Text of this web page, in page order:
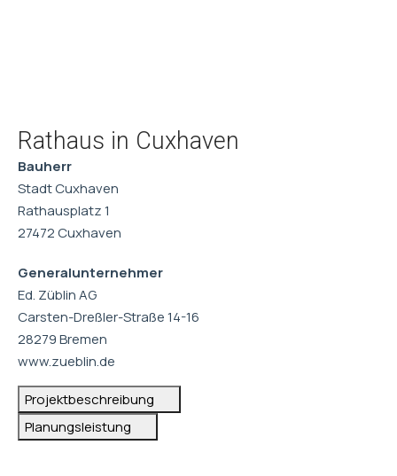
Rathaus in Cuxhaven
Bauherr
Stadt Cuxhaven
Rathausplatz 1
27472 Cuxhaven
Generalunternehmer
Ed. Züblin AG
Carsten-Dreßler-Straße 14-16
28279 Bremen
www.zueblin.de
Projektbeschreibung
Planungsleistung